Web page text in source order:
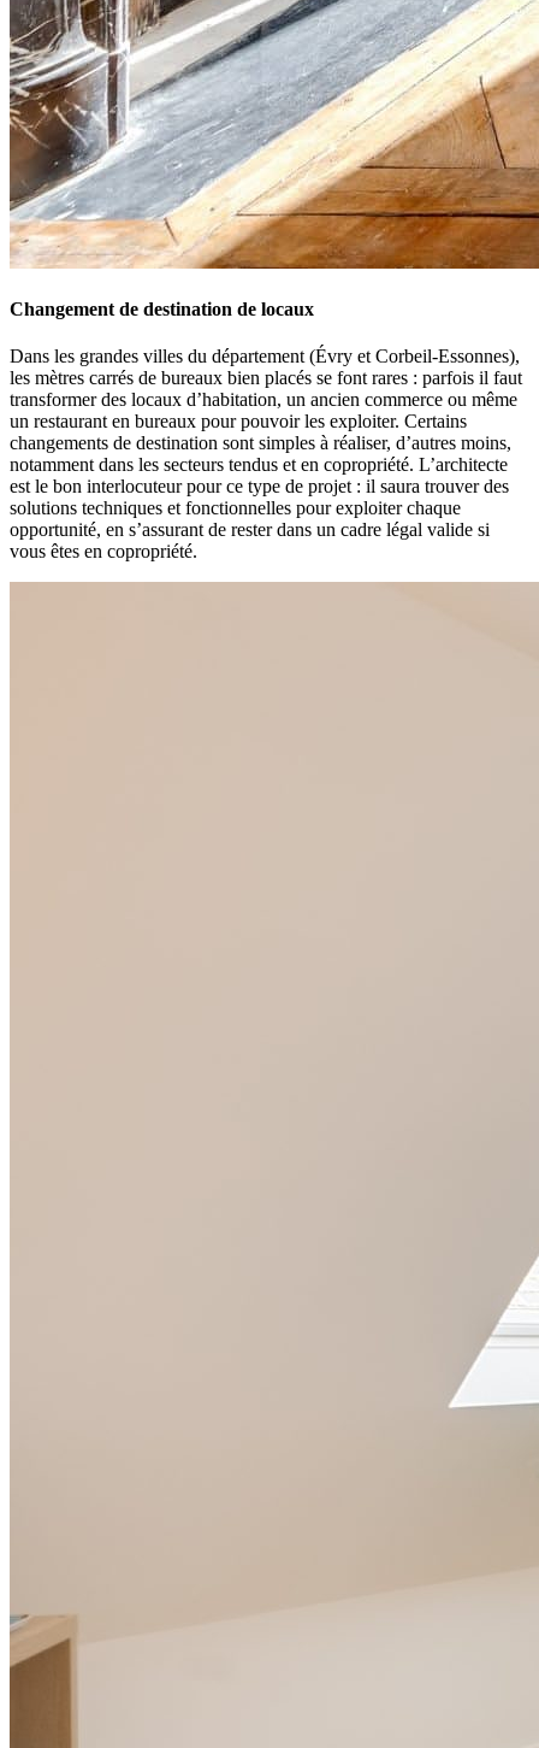
Changement de destination de locaux
Dans les grandes villes du département (Évry et Corbeil-Essonnes),
les mètres carrés de bureaux bien placés se font rares : parfois il faut
transformer des locaux d’habitation, un ancien commerce ou même
un restaurant en bureaux pour pouvoir les exploiter. Certains
changements de destination sont simples à réaliser, d’autres moins,
notamment dans les secteurs tendus et en copropriété. L’architecte
est le bon interlocuteur pour ce type de projet : il saura trouver des
solutions techniques et fonctionnelles pour exploiter chaque
opportunité, en s’assurant de rester dans un cadre légal valide si
vous êtes en copropriété.